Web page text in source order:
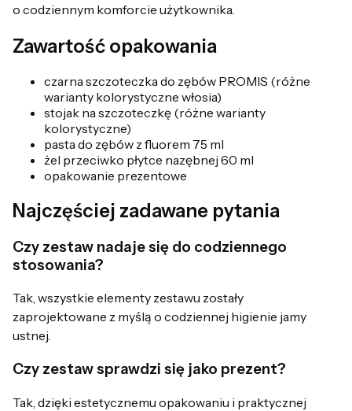
o codziennym komforcie użytkownika.
Zawartość opakowania
czarna szczoteczka do zębów PROMIS (różne
warianty kolorystyczne włosia)
stojak na szczoteczkę (różne warianty
kolorystyczne)
pasta do zębów z fluorem 75 ml
żel przeciwko płytce nazębnej 60 ml
opakowanie prezentowe
Najczęściej zadawane pytania
Czy zestaw nadaje się do codziennego
stosowania?
Tak, wszystkie elementy zestawu zostały
zaprojektowane z myślą o codziennej higienie jamy
ustnej.
Czy zestaw sprawdzi się jako prezent?
Tak, dzięki estetycznemu opakowaniu i praktycznej